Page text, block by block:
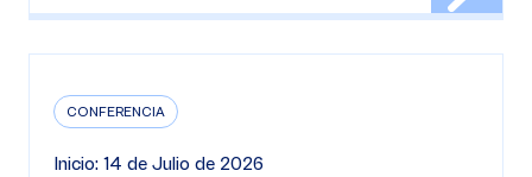
CONFERENCIA
Inicio: 14 de Julio de 2026